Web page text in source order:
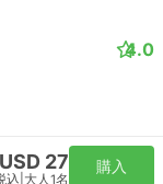
4.0
USD 27
込 大人1名
購入